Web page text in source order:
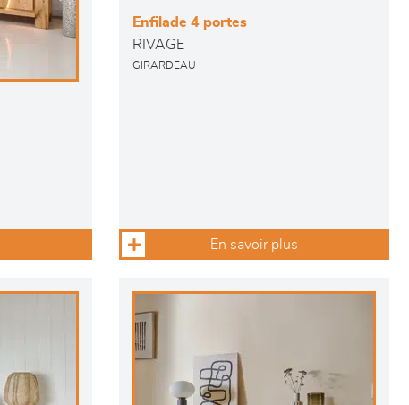
Enfilade 4 portes
RIVAGE
GIRARDEAU
En savoir plus